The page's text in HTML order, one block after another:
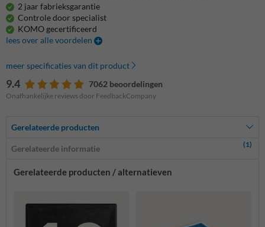
2 jaar fabrieksgarantie
Controle door specialist
KOMO gecertificeerd
lees over alle voordelen
meer specificaties van dit product
9.4 7062 beoordelingen
Onafhankelijke reviews door FeedbackCompany
Gerelateerde producten
Gerelateerde informatie (1)
Gerelateerde producten / alternatieven